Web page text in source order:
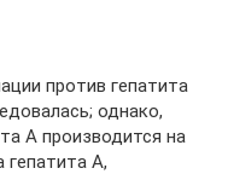
против гепатита
однако,
А производится на
гепатита А,